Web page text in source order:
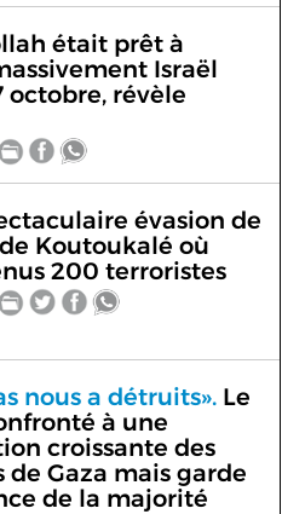
était prêt à
Israël
octobre, révèle
évasion de
Koutoukalé où
200 terroristes
nous a détruits».Le
à une
croissante des
Gaza mais garde
de la majorité